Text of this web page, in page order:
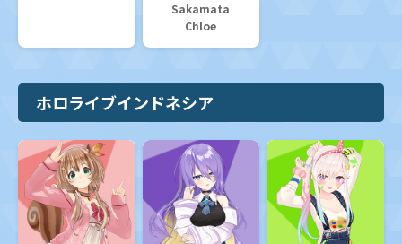
Sakamata
Chloe
ホロライブインドネシア